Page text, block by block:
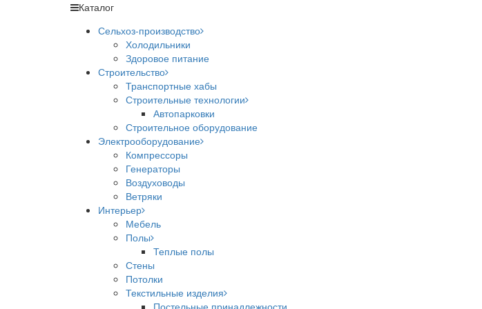
Каталог
Сельхоз-производство
Холодильники
Здоровое питание
Строительство
Транспортные хабы
Строительные технологии
Автопарковки
Строительное оборудование
Электрооборудование
Компрессоры
Генераторы
Воздуховоды
Ветряки
Интерьер
Мебель
Полы
Теплые полы
Стены
Потолки
Текстильные изделия
Постельные принадлежности